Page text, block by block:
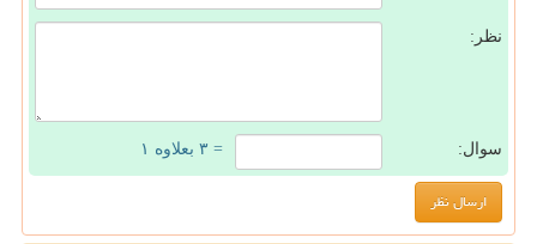
نظر:
سوال: = ۳ بعلاوه ۱